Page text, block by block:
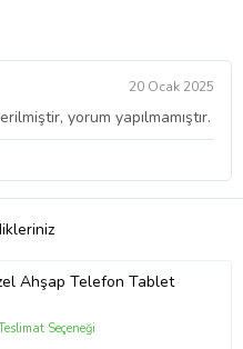
20 Ocak 2025
yorum yapılmamıştır.
Ahşap Telefon Tablet
Seçeneği